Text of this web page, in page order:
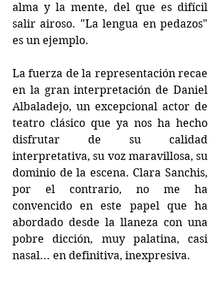
alma y la mente, del que es difícil
salir airoso. "La lengua en pedazos"
es un ejemplo.
La fuerza de la representación recae
en la gran interpretación de Daniel
Albaladejo, un excepcional actor de
teatro clásico que ya nos ha hecho
disfrutar de su calidad
interpretativa, su voz maravillosa, su
dominio de la escena. Clara Sanchis,
por el contrario, no me ha
convencido en este papel que ha
abordado desde la llaneza con una
pobre dicción, muy palatina, casi
nasal... en definitiva, inexpresiva.